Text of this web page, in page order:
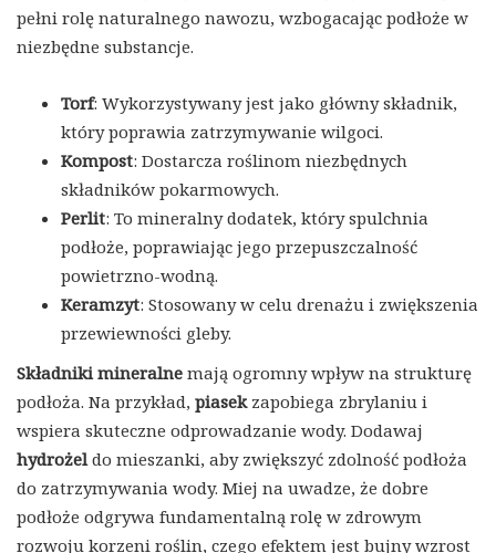
pełni rolę naturalnego nawozu, wzbogacając podłoże w
niezbędne substancje.
Torf: Wykorzystywany jest jako główny składnik,
który poprawia zatrzymywanie wilgoci.
Kompost: Dostarcza roślinom niezbędnych
składników pokarmowych.
Perlit: To mineralny dodatek, który spulchnia
podłoże, poprawiając jego przepuszczalność
powietrzno-wodną.
Keramzyt: Stosowany w celu drenażu i zwiększenia
przewiewności gleby.
Składniki mineralne mają ogromny wpływ na strukturę
podłoża. Na przykład, piasekzapobiega zbrylaniu i
wspiera skuteczne odprowadzanie wody. Dodawaj
hydrożeldo mieszanki, aby zwiększyć zdolność podłoża
do zatrzymywania wody. Miej na uwadze, że dobre
podłoże odgrywa fundamentalną rolę w zdrowym
rozwoju korzeni roślin, czego efektem jest bujny wzrost